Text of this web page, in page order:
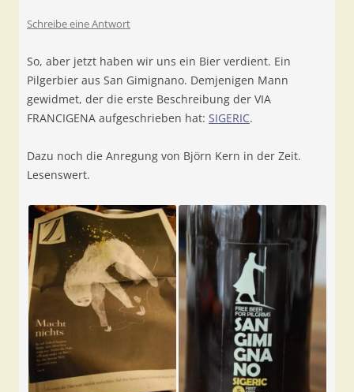
Schreibe eine Antwort
So, aber jetzt haben wir uns ein Bier verdient. Ein
Pilgerbier aus San Gimignano. Demjenigen Mann
gewidmet, der die erste Beschreibung der VIA
FRANCIGENA aufgeschrieben hat: SIGERIC.
Dazu noch die Anregung von Björn Kern in der Zeit.
Lesenswert.